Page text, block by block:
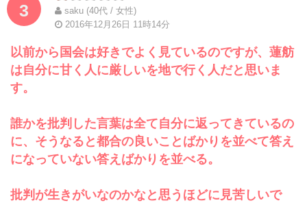
3
saku (40代 / 女性)
2016年12月26日 11時14分
以前から国会は好きでよく見ているのですが、蓮舫
は自分に甘く人に厳しいを地で行く人だと思いま
す。
誰かを批判した言葉は全て自分に返ってきているの
に、そうなると都合の良いことばかりを並べて答え
になっていない答えばかりを並べる。
批判が生きがいなのかなと思うほどに見苦しいで